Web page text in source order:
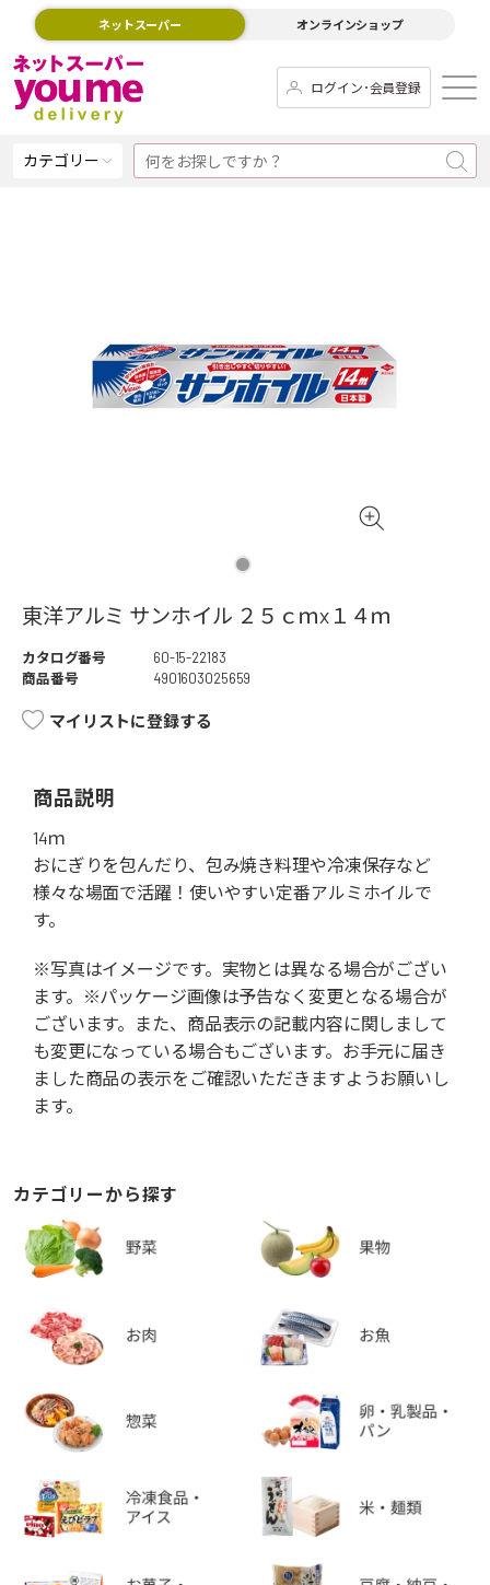
ネットスーパー オンラインショップ
ログイン･会員登録
カテゴリー
東洋アルミ サンホイル ２５ｃｍx１４ｍ
カタログ番号
60-15-22183
商品番号
4901603025659
マイリストに登録する
商品説明
14ｍ
おにぎりを包んだり、包み焼き料理や冷凍保存など
様々な場面で活躍！使いやすい定番アルミホイルで
す。
※写真はイメージです。実物とは異なる場合がござい
ます。※パッケージ画像は予告なく変更となる場合が
ございます。また、商品表示の記載内容に関しまして
も変更になっている場合もございます。お手元に届き
ました商品の表示をご確認いただきますようお願いし
ます。
カテゴリーから探す